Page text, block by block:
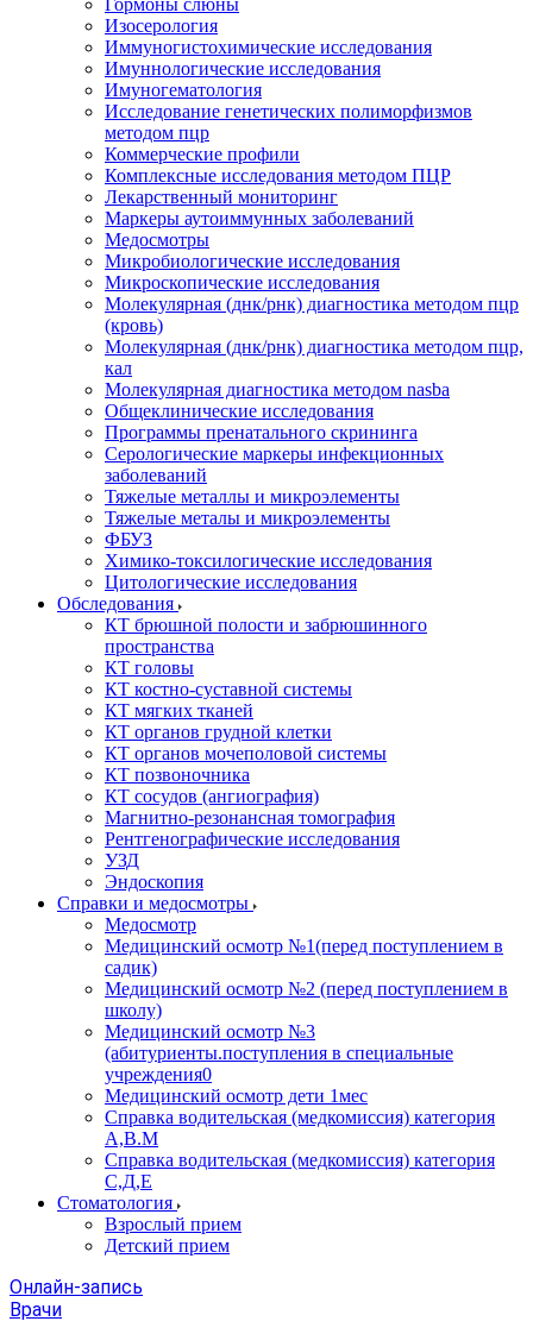
Гормоны слюны
Изосерология
Иммуногистохимические исследования
Имуннологические исследования
Имуногематология
Исследование генетических полиморфизмов
методом пцр
Коммерческие профили
Комплексные исследования методом ПЦР
Лекарственный мониторинг
Маркеры аутоиммунных заболеваний
Медосмотры
Микробиологические исследования
Микроскопические исследования
Молекулярная (днк/рнк) диагностика методом пцр
(кровь)
Молекулярная (днк/рнк) диагностика методом пцр,
кал
Молекулярная диагностика методом nasba
Общеклинические исследования
Программы пренатального скрининга
Серологические маркеры инфекционных
заболеваний
Тяжелые металлы и микроэлементы
Тяжелые металы и микроэлементы
ФБУЗ
Химико-токсилогические исследования
Цитологические исследования
Обследования
КТ брюшной полости и забрюшинного
пространства
КТ головы
КТ костно-суставной системы
КТ мягких тканей
КТ органов грудной клетки
КТ органов мочеполовой системы
КТ позвоночника
КТ сосудов (ангиография)
Магнитно-резонансная томография
Рентгенографические исследования
УЗД
Эндоскопия
Справки и медосмотры
Медосмотр
Медицинский осмотр №1(перед поступлением в
садик)
Медицинский осмотр №2 (перед поступлением в
школу)
Медицинский осмотр №3
(абитуриенты.поступления в специальные
учреждения0
Медицинский осмотр дети 1мес
Справка водительская (медкомиссия) категория
А,В.М
Справка водительская (медкомиссия) категория
С,Д,Е
Стоматология
Взрослый прием
Детский прием
Онлайн-запись
Врачи